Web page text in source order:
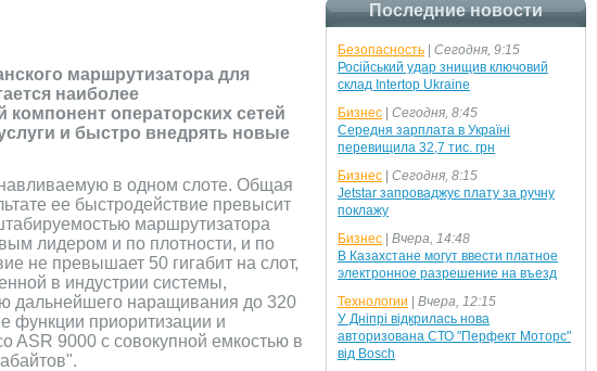
маршрутизатора для
наиболее
операторских сетей
и быстро внедрять новые
в одном слоте. Общая
ее быстродействие превысит
маршрутизатора
лидером и по плотности, и по
не превышает 50 гигабит на слот,
в индустрии системы,
дальнейшего наращивания до 320
функции приоритизации и
ASR 9000 с совокупной емкостью в
Последние новости
Безопасность
Сегодня, 9:15
Російський удар знищив ключовий
склад Intertop Ukraine
Бизнес
Сегодня, 8:45
Середня зарплата в Україні
перевищила 32,7 тис. грн
Бизнес
Сегодня, 8:15
Jetstar запроваджує плату за ручну
поклажу
Бизнес
Вчера, 14:48
В Казахстане могут ввести платное
электронное разрешение на въезд
Технологии
Вчера, 12:15
У Дніпрі відкрилась нова
авторизована СТО "Перфект Моторс"
від Bosch